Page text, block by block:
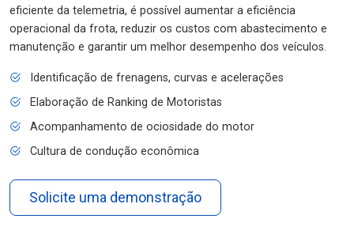
eficiente da telemetria, é possível aumentar a eficiência
operacional da frota, reduzir os custos com abastecimento e
manutenção e garantir um melhor desempenho dos veículos.
Identificação de frenagens, curvas e acelerações
Elaboração de Ranking de Motoristas
Acompanhamento de ociosidade do motor
Cultura de condução econômica
Solicite uma demonstração